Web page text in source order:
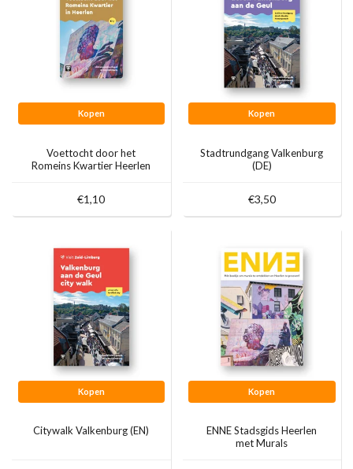
Kopen
Voettocht door het
Romeins Kwartier Heerlen
€1,10
Kopen
Stadtrundgang Valkenburg
(DE)
€3,50
Kopen
Citywalk Valkenburg (EN)
Kopen
ENNE Stadsgids Heerlen
met Murals